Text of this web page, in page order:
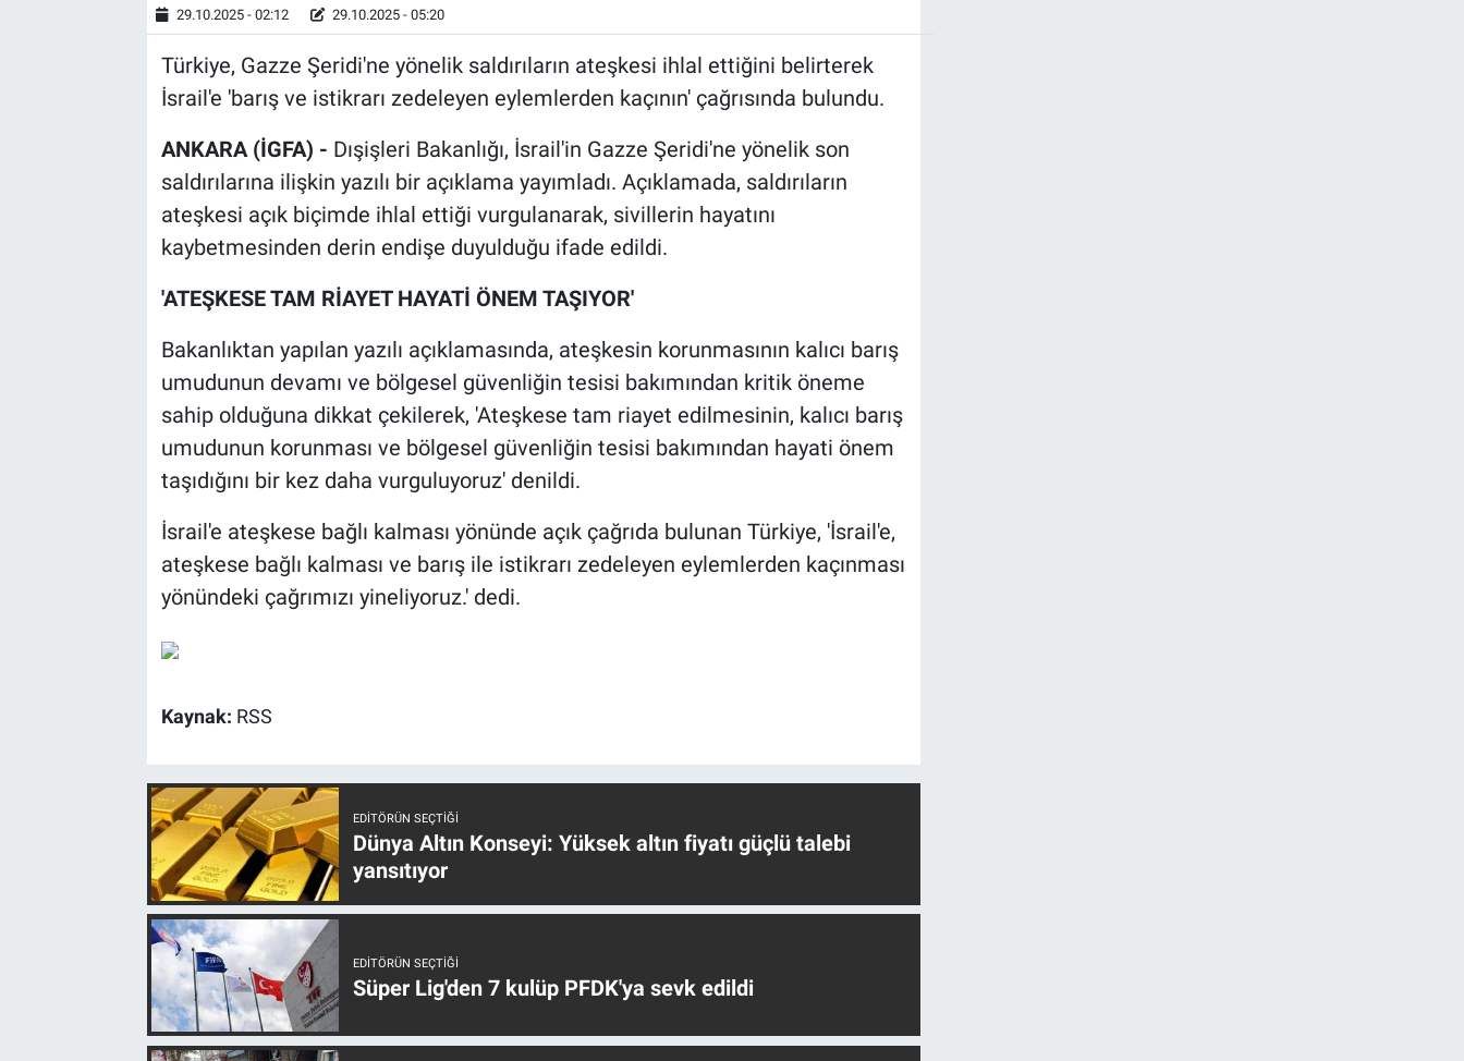
29.10.2025 - 02:12 29.10.2025 - 05:20
Türkiye, Gazze Şeridi'ne yönelik saldırıların ateşkesi ihlal ettiğini belirterek
İsrail'e 'barış ve istikrarı zedeleyen eylemlerden kaçının' çağrısında bulundu.
ANKARA (İGFA) - Dışişleri Bakanlığı, İsrail'in Gazze Şeridi'ne yönelik son
saldırılarına ilişkin yazılı bir açıklama yayımladı. Açıklamada, saldırıların
ateşkesi açık biçimde ihlal ettiği vurgulanarak, sivillerin hayatını
kaybetmesinden derin endişe duyulduğu ifade edildi.
'ATEŞKESE TAM RİAYET HAYATİ ÖNEM TAŞIYOR'
Bakanlıktan yapılan yazılı açıklamasında, ateşkesin korunmasının kalıcı barış
umudunun devamı ve bölgesel güvenliğin tesisi bakımından kritik öneme
sahip olduğuna dikkat çekilerek, 'Ateşkese tam riayet edilmesinin, kalıcı barış
umudunun korunması ve bölgesel güvenliğin tesisi bakımından hayati önem
taşıdığını bir kez daha vurguluyoruz' denildi.
İsrail'e ateşkese bağlı kalması yönünde açık çağrıda bulunan Türkiye, 'İsrail'e,
ateşkese bağlı kalması ve barış ile istikrarı zedeleyen eylemlerden kaçınması
yönündeki çağrımızı yineliyoruz.' dedi.
Kaynak: RSS
EDITÖRÜN SEÇTIĞI
Dünya Altın Konseyi: Yüksek altın fiyatı güçlü talebi
yansıtıyor
EDITÖRÜN SEÇTIĞI
Süper Lig'den 7 kulüp PFDK'ya sevk edildi